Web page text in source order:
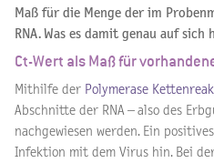
Maß für die Menge der im
RNA. Was es damit genau auf
Ct-Wert als Maß für
Mithilfe der Polymerase
Abschnitte der RNA – also des
nachgewiesen werden. Ein
Infektion mit dem Virus hin. Bei